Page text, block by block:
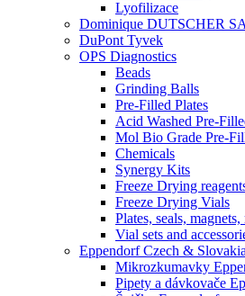
Lyofilizace
Dominique DUTSCHER
DuPont Tyvek
OPS Diagnostics
Beads
Grinding Balls
Pre-Filled Plates
Acid Washed Pre-
Mol Bio Grade Pre-
Chemicals
Synergy Kits
Freeze Drying
Freeze Drying Vials
Plates, seals, magnets,
Vial sets and
Eppendorf Czech &
Mikrozkumavky
Pipety a dávkovače